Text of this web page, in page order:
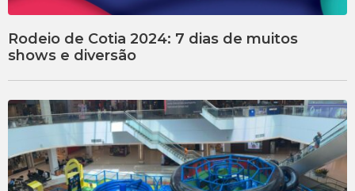
Rodeio de Cotia 2024: 7 dias de muitos
shows e diversão